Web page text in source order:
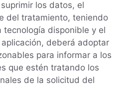
los datos, el
del tratamiento, teniendo
tecnología disponible y el
deberá adoptar
para informar a los
que estén tratando los
de la solicitud del